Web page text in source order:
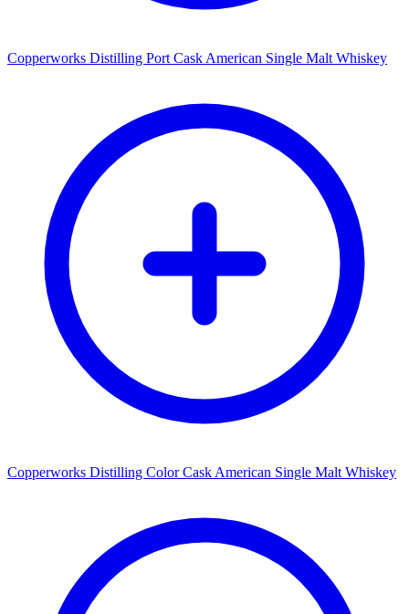
Copperworks Distilling Port Cask American Single Malt Whiskey
Copperworks Distilling Color Cask American Single Malt Whiskey